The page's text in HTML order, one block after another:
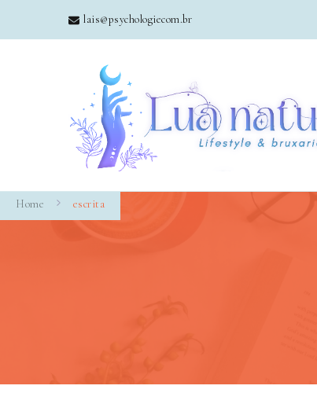
lais@psychologiecom.br
Home escrita